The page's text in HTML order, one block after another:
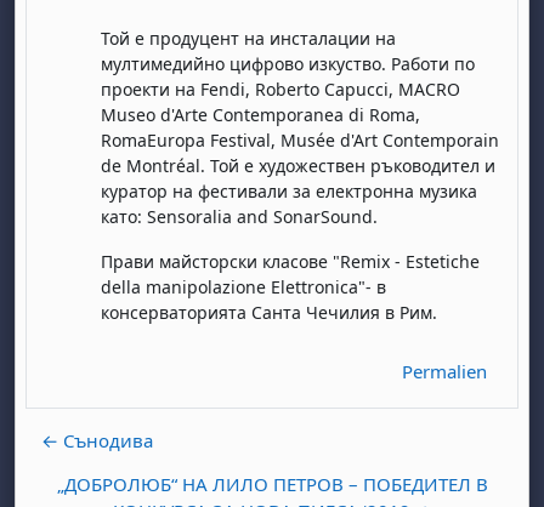
Той e продуцент на инсталации на
мултимедийно цифрово изкуство. Работи по
проекти на Fendi, Roberto Capucci, MACRO
Museo d'Arte Contemporanea di Roma,
RomaEuropa Festival, Musée d'Art Contemporain
de Montréal. Той е художествен ръководител и
куратор на фестивали за електронна музика
като: Sensoralia and SonarSound.
Прави майсторски класове "Remix - Estetiche
della manipolazione Elettronica"- в
консерваторията Санта Чечилия в Рим.
Permalien
← Сънодива
„ДОБРОЛЮБ“ НА ЛИЛО ПЕТРОВ – ПОБЕДИТЕЛ В